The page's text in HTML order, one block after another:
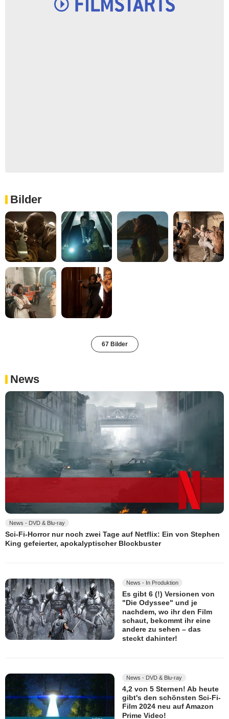
Bilder
67 Bilder
News
News - DVD & Blu-ray
Sci-Fi-Horror nur noch zwei Tage auf Netflix: Ein von Stephen
King gefeierter, apokalyptischer Blockbuster
News - In Produktion
Es gibt 6 (!) Versionen von
"Die Odyssee" und je
nachdem, wo ihr den Film
schaut, bekommt ihr eine
andere zu sehen – das
steckt dahinter!
News - DVD & Blu-ray
4,2 von 5 Sternen! Ab heute
gibt's den schönsten Sci-Fi-
Film 2024 neu auf Amazon
Prime Video!